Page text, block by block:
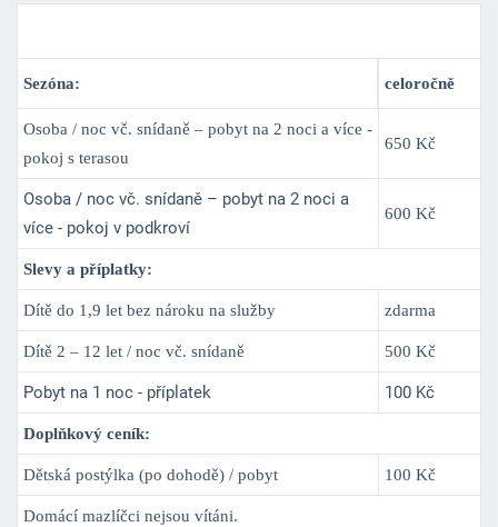
Sezóna: celoročně
Osoba / noc vč. snídaně – pobyt na 2 noci a více -
pokoj s terasou
650 Kč
Osoba / noc vč. snídaně – pobyt na 2 noci a
více - pokoj v podkroví
600 Kč
Slevy a příplatky:
Dítě do 1,9 let bez nároku na služby zdarma
Dítě 2 – 12 let / noc vč. snídaně 500 Kč
Pobyt na 1 noc - příplatek 100 Kč
Doplňkový ceník:
Dětská postýlka (po dohodě) / pobyt 100 Kč
Domácí mazlíčci nejsou vítáni.